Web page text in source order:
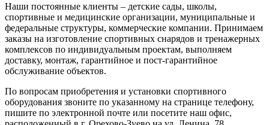
Наши постоянные клиенты – детские сады, школы,
спортивные и медицинские организации, муниципальные и
федеральные структуры, коммерческие компании. Принимаем
заказы на изготовление спортивных снарядов и тренажерных
комплексов по индивидуальным проектам, выполняем
доставку, монтаж, гарантийное и пост-гарантийное
обслуживание объектов.
По вопросам приобретения и установки спортивного
оборудования звоните по указанному на странице телефону,
пишите по электронной почте или посетите наш офис,